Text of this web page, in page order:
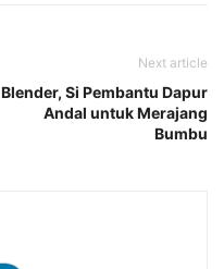
Next article
Blender, Si Pembantu Dapur
Andal untuk Merajang
Bumbu